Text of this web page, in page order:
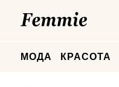
МОДА КРАСОТА